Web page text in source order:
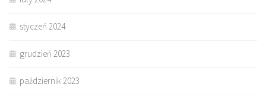
styczeń 2024
grudzień 2023
październik 2023